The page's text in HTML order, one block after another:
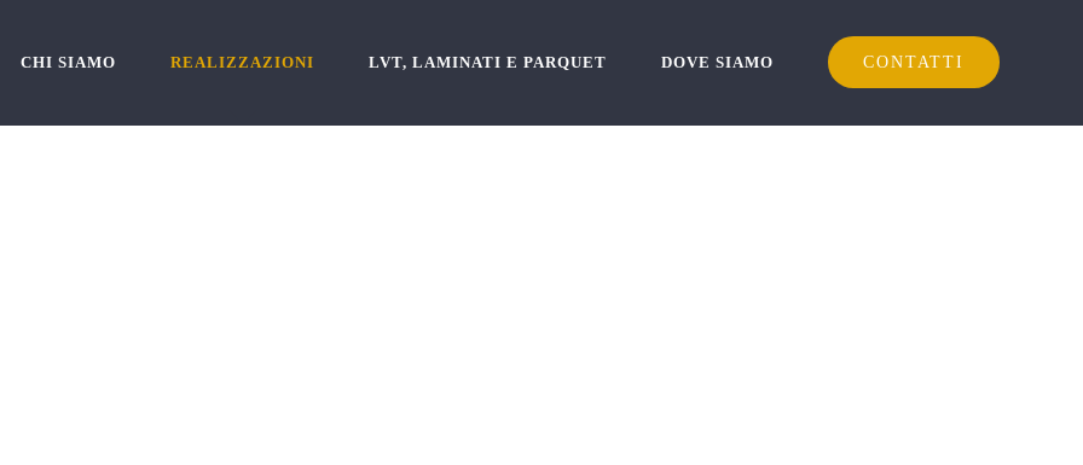
CHI SIAMO REALIZZAZIONI LVT, LAMINATI E PARQUET DOVE SIAMO CONTATTI